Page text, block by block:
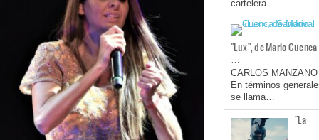
cartelera…
"Lux", de Mario Cuenca
…
CARLOS MANZANO
En términos
se llama…
"La